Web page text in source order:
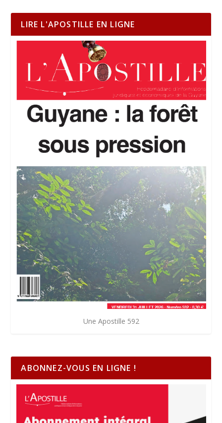
LIRE L'APOSTILLE EN LIGNE
Une Apostille 592
ABONNEZ-VOUS EN LIGNE !